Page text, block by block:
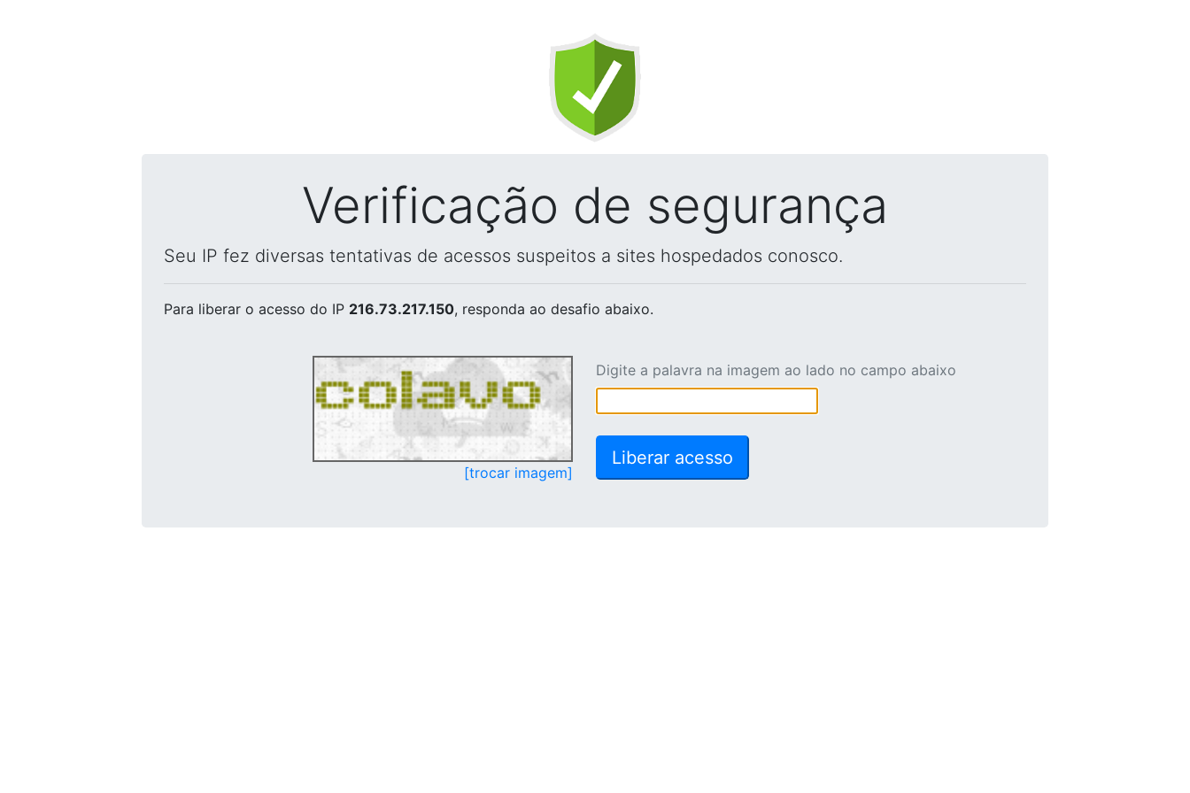
Verificação de segurança
Seu IP fez diversas tentativas de acessos suspeitos a sites hospedados conosco.
Para liberar o acesso do IP 216.73.217.150, responda ao desafio abaixo.
[trocar imagem]
Digite a palavra na imagem ao lado no campo abaixo